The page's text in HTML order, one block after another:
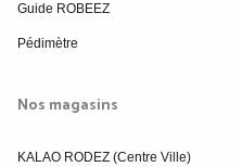
Guide ROBEEZ
Pédimètre
Nos magasins
KALAO RODEZ (Centre Ville)